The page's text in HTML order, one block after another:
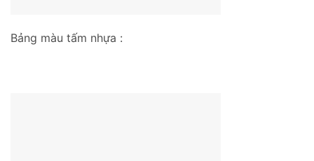
Bảng màu tấm nhựa :